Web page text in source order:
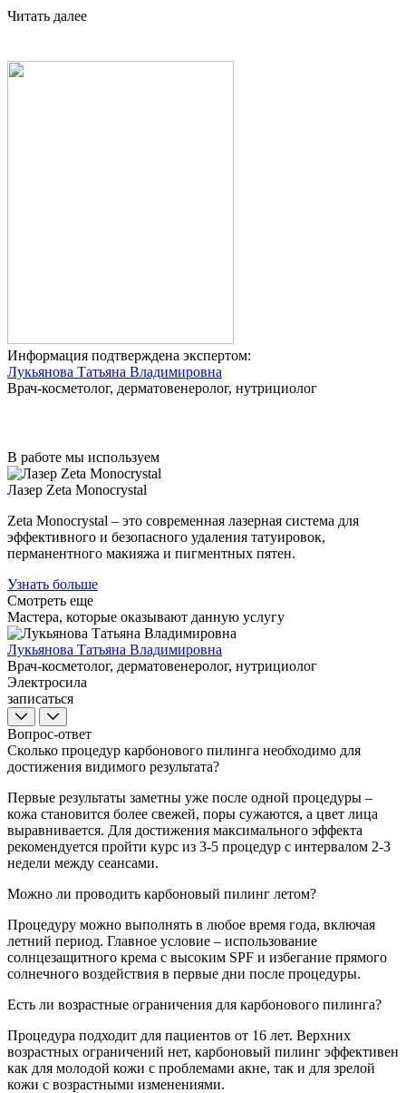
Читать далее
Информация подтверждена экспертом:
Лукьянова Татьяна Владимировна
Врач-косметолог, дерматовенеролог, нутрициолог
В работе мы используем
Лазер Zeta Monocrystal
Zeta Monocrystal – это современная лазерная система для
эффективного и безопасного удаления татуировок,
перманентного макияжа и пигментных пятен.
Узнать больше
Смотреть еще
Мастера, которые оказывают данную услугу
Лукьянова Татьяна Владимировна
Врач-косметолог, дерматовенеролог, нутрициолог
Электросила
записаться
Вопрос-ответ
Сколько процедур карбонового пилинга необходимо для
достижения видимого результата?
Первые результаты заметны уже после одной процедуры –
кожа становится более свежей, поры сужаются, а цвет лица
выравнивается. Для достижения максимального эффекта
рекомендуется пройти курс из 3-5 процедур с интервалом 2-3
недели между сеансами.
Можно ли проводить карбоновый пилинг летом?
Процедуру можно выполнять в любое время года, включая
летний период. Главное условие – использование
солнцезащитного крема с высоким SPF и избегание прямого
солнечного воздействия в первые дни после процедуры.
Есть ли возрастные ограничения для карбонового пилинга?
Процедура подходит для пациентов от 16 лет. Верхних
возрастных ограничений нет, карбоновый пилинг эффективен
как для молодой кожи с проблемами акне, так и для зрелой
кожи с возрастными изменениями.